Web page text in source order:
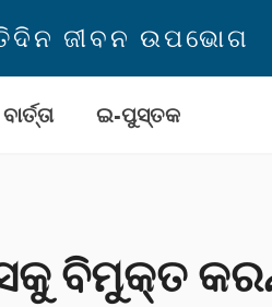
ଜୀବନ ଉପଭୋଗ
ଇ-ପୁସ୍ତକ
ବିମୁକ୍ତ